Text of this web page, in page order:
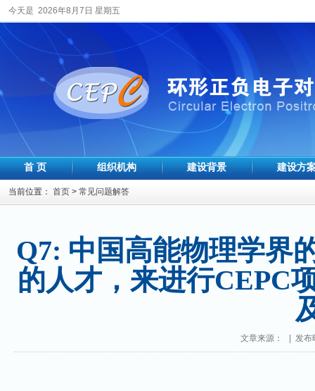
今天是 2026年8月7日 星期五
首 页 组织机构 建设背景 建设方
当前位置： 首页 > 常见问题解答
Q7: 中国高能物理学界
的人才，来进行CEPC
文章来源： | 发布